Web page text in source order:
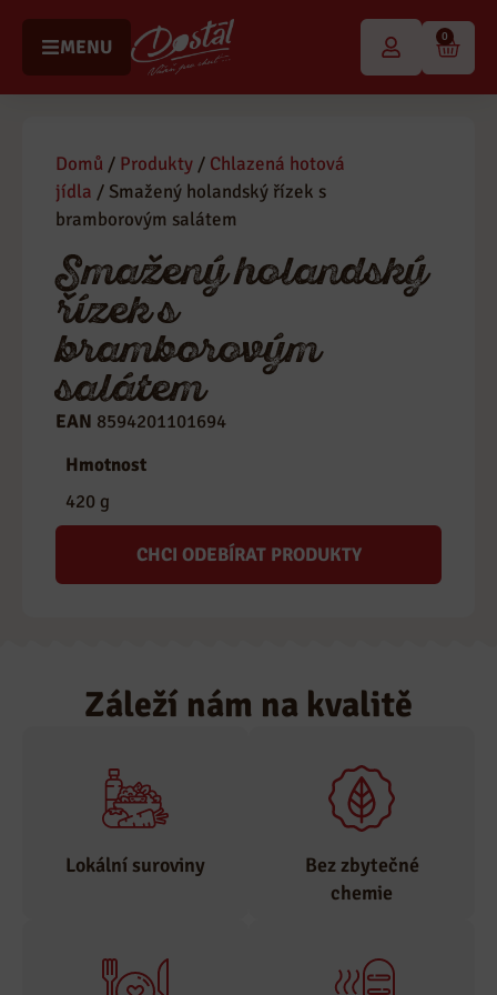
MENU 0
Domů / Produkty / Chlazená hotová
jídla / Smažený holandský řízek s
bramborovým salátem
Smažený holandský
řízek s
bramborovým
salátem
EAN 8594201101694
Hmotnost
420 g
CHCI ODEBÍRAT PRODUKTY
Záleží nám na kvalitě
Lokální suroviny
Suroviny odebíráme
Bez zbytečné
chemie